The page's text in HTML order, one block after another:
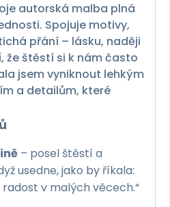
autorská malba plná
Spojuje motivy,
přání – lásku, naději
že štěstí si k nám často
jsem vyniknout lehkým
a detailům, které
– posel štěstí a
usedne, jako by říkala:
v malých věcech.“